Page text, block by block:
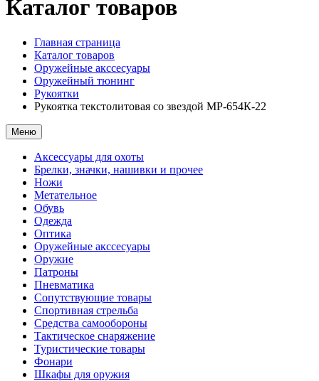
Каталог товаров
Главная страница
Каталог товаров
Оружейные акссесуары
Оружейный тюнинг
Рукоятки
Рукоятка текстолитовая со звездой МР-654К-22
Меню
Аксессуары для охоты
Брелки, значки, нашивки и прочее
Ножи
Метательное
Обувь
Одежда
Оптика
Оружейные акссесуары
Оружие
Патроны
Пневматика
Сопутствующие товары
Спортивная стрельба
Средства самообороны
Тактическое снаряжение
Туристические товары
Фонари
Шкафы для оружия